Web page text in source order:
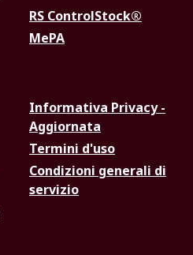
RS ControlStock®
MePA
Informativa Privacy -
Aggiornata
Termini d'uso
Condizioni generali di
servizio